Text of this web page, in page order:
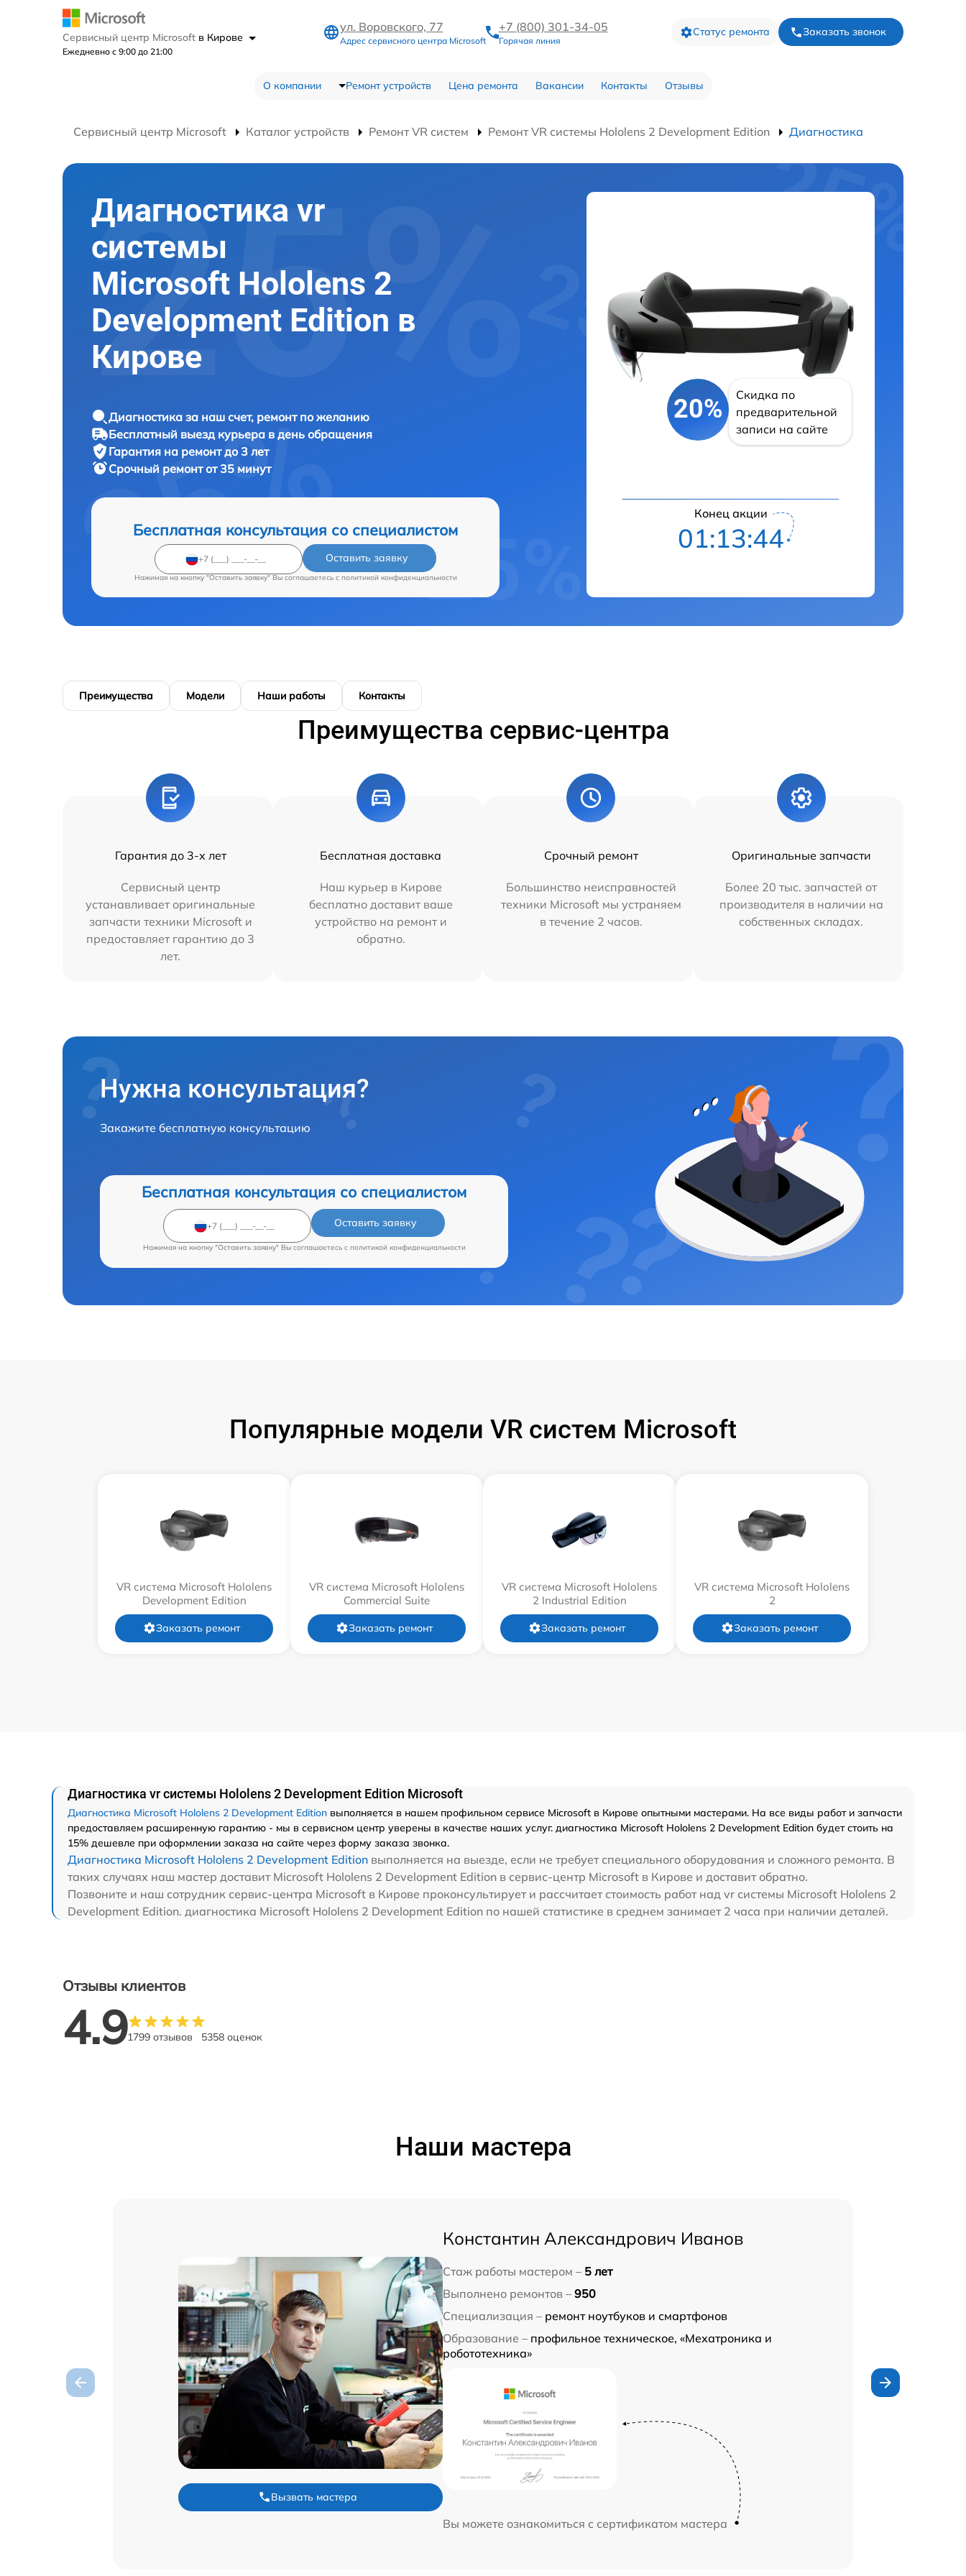
Сервисный центр Microsoft в Кирове
Ежедневно с 9:00 до 21:00
ул. Воровского, 77
Адрес сервисного центра Microsoft
+7 (800) 301-34-05
Горячая линия
Статус ремонта Заказать звонок
О компании Ремонт устройств Цена ремонта Вакансии Контакты Отзывы
Сервисный центр Microsoft Каталог устройств Ремонт VR систем Ремонт VR системы Hololens 2 Development Edition Диагностика
Диагностика vr
системы
Microsoft Hololens 2
Development Edition в
Кирове
Диагностика за наш счет, ремонт по желанию
Бесплатный выезд курьера в день обращения
Гарантия на ремонт до 3 лет
Срочный ремонт от 35 минут
Бесплатная консультация со специалистом
Оставить заявку
Нажимая на кнопку "Оставить заявку" Вы соглашаетесь c политикой конфиденциальности
20%
Скидка по
предварительной
записи на сайте
Конец акции
01:13:43
Преимущества Модели Наши работы Контакты
Преимущества сервис-центра
Гарантия до 3-х лет
Сервисный центр
устанавливает оригинальные
запчасти техники Microsoft и
предоставляет гарантию до 3
лет.
Бесплатная доставка
Наш курьер в Кирове
бесплатно доставит ваше
устройство на ремонт и
обратно.
Срочный ремонт
Большинство неисправностей
техники Microsoft мы устраняем
в течение 2 часов.
Оригинальные запчасти
Более 20 тыс. запчастей от
производителя в наличии на
собственных складах.
Нужна консультация?
Закажите бесплатную консультацию
Бесплатная консультация со специалистом
Оставить заявку
Нажимая на кнопку "Оставить заявку" Вы соглашаетесь c политикой конфиденциальности
Популярные модели VR систем Microsoft
VR система Microsoft Hololens
Development Edition
Заказать ремонт
VR система Microsoft Hololens
Commercial Suite
Заказать ремонт
VR система Microsoft Hololens
2 Industrial Edition
Заказать ремонт
VR система Microsoft Hololens
2
Заказать ремонт
Диагностика vr системы Hololens 2 Development Edition Microsoft
Диагностика Microsoft Hololens 2 Development Edition выполняется в нашем профильном сервисе Microsoft в Кирове опытными мастерами. На все виды работ и запчасти
предоставляем расширенную гарантию - мы в сервисном центр уверены в качестве наших услуг. диагностика Microsoft Hololens 2 Development Edition будет стоить на
15% дешевле при оформлении заказа на сайте через форму заказа звонка.
Диагностика Microsoft Hololens 2 Development Edition выполняется на выезде, если не требует специального оборудования и сложного ремонта. В
таких случаях наш мастер доставит Microsoft Hololens 2 Development Edition в сервис-центр Microsoft в Кирове и доставит обратно.
Позвоните и наш сотрудник сервис-центра Microsoft в Кирове проконсультирует и рассчитает стоимость работ над vr системы Microsoft Hololens 2
Development Edition. диагностика Microsoft Hololens 2 Development Edition по нашей статистике в среднем занимает 2 часа при наличии деталей.
Отзывы клиентов
4.91799 отзывов 5358 оценок
Наши мастера
Вызвать мастера
Константин Александрович Иванов
Стаж работы мастером – 5 лет
Выполнено ремонтов – 950
Специализация – ремонт ноутбуков и смартфонов
Образование – профильное техническое, «Мехатроника и
робототехника»
Вы можете ознакомиться с сертификатом мастера